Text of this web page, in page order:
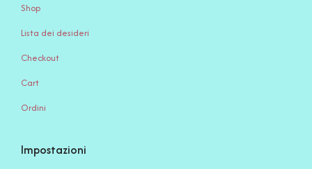
Shop
Lista dei desideri
Checkout
Cart
Ordini
Impostazioni